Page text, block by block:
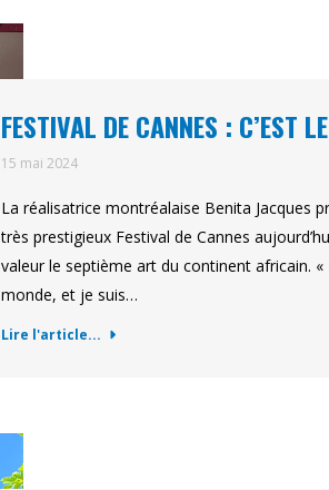
FESTIVAL DE CANNES : C’EST
15 mai 2024
La réalisatrice montréalaise Benita Jacques
très prestigieux Festival de Cannes
valeur le septième art du continent africain.
monde, et je suis…
Lire l'article...